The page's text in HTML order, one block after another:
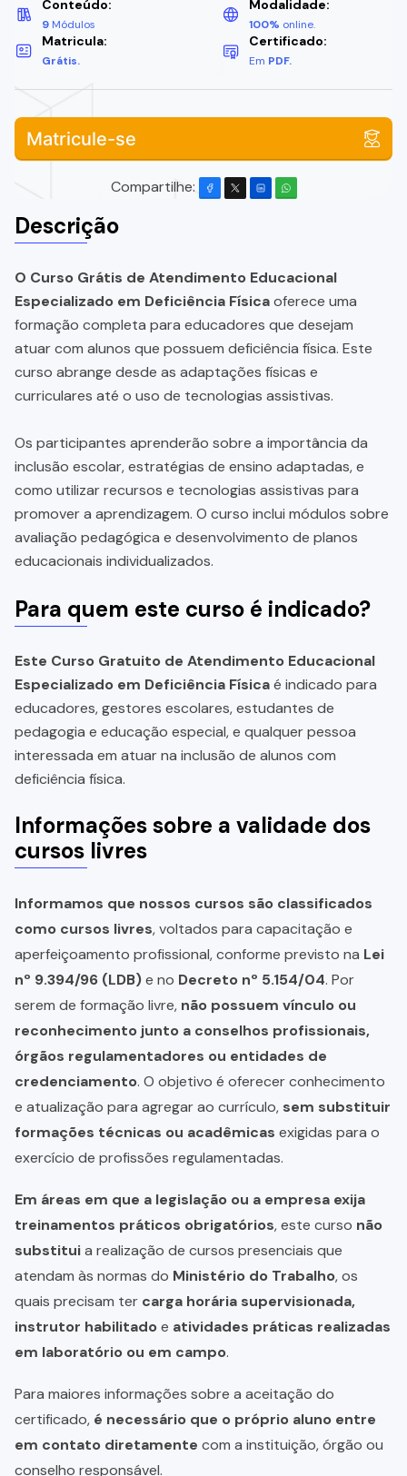
Conteúdo:
9 Módulos
Modalidade:
100% online.
Matricula:
Grátis.
Certificado:
Em PDF.
Matricule-se
Compartilhe:
Descrição
O Curso Grátis de Atendimento Educacional
Especializado em Deficiência Físicaoferece uma
formação completa para educadores que desejam
atuar com alunos que possuem deficiência física. Este
curso abrange desde as adaptações físicas e
curriculares até o uso de tecnologias assistivas.
Os participantes aprenderão sobre a importância da
inclusão escolar, estratégias de ensino adaptadas, e
como utilizar recursos e tecnologias assistivas para
promover a aprendizagem. O curso inclui módulos sobre
avaliação pedagógica e desenvolvimento de planos
educacionais individualizados.
Para quem este curso é indicado?
Este Curso Gratuito de Atendimento Educacional
Especializado em Deficiência Físicaé indicado para
educadores, gestores escolares, estudantes de
pedagogia e educação especial, e qualquer pessoa
interessada em atuar na inclusão de alunos com
deficiência física.
Informações sobre a validade dos
cursos livres
Informamos que nossos cursos são classificados
como cursos livres, voltados para capacitação e
aperfeiçoamento profissional, conforme previsto na Lei
nº 9.394/96 (LDB)e no Decreto nº 5.154/04. Por
serem de formação livre, não possuem vínculo ou
reconhecimento junto a conselhos profissionais,
órgãos regulamentadores ou entidades de
credenciamento. O objetivo é oferecer conhecimento
e atualização para agregar ao currículo, sem substituir
formações técnicas ou acadêmicas exigidas para o
exercício de profissões regulamentadas.
Em áreas em que a legislação ou a empresa exija
treinamentos práticos obrigatórios, este curso não
substituia realização de cursos presenciais que
atendam às normas do Ministério do Trabalho, os
quais precisam ter carga horária supervisionada,
instrutor habilitadoe atividades práticas realizadas
em laboratório ou em campo.
Para maiores informações sobre a aceitação do
certificado, é necessário que o próprio aluno entre
em contato diretamente com a instituição, órgão ou
conselho responsável.